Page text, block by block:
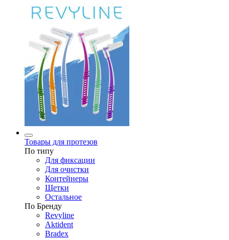
Товары для протезов
По типу
Для фиксации
Для очистки
Контейнеры
Щетки
Остальное
По Бренду
Revyline
Aktident
Bradex